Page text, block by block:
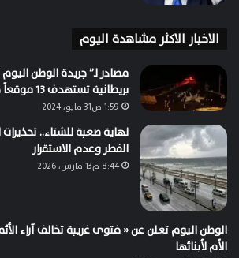
الاخبار الاكثر مشاهدة اليوم
مصادر لـ” جريدة الوطن
بريطانية تستهدف 13 موقعاً حوثياً في اليمن
1:59 ص31 مايو، 2024
نهاية صعبة للشتاء..
الفطر وعدم الاستقرار
8:44 م13 مارس، 2026
الوطن اليوم تعلن عن « فتوى غريبة تخالف آراء
الأم لأبنائها